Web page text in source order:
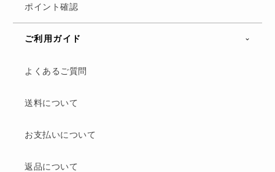
ポイント確認
ご利用ガイド
よくあるご質問
送料について
お支払いについて
返品について